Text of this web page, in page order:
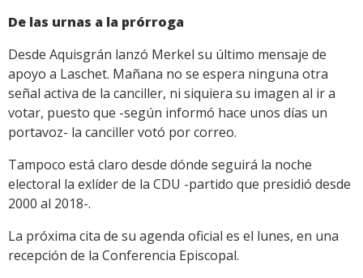
De las urnas a la prórroga
Desde Aquisgrán lanzó Merkel su último mensaje de
apoyo a Laschet. Mañana no se espera ninguna otra
señal activa de la canciller, ni siquiera su imagen al ir a
votar, puesto que -según informó hace unos días un
portavoz- la canciller votó por correo.
Tampoco está claro desde dónde seguirá la noche
electoral la exlíder de la CDU -partido que presidió desde
2000 al 2018-.
La próxima cita de su agenda oficial es el lunes, en una
recepción de la Conferencia Episcopal.